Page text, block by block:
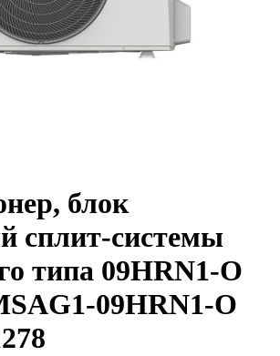
блок
сплит-системы
типа 09HRN1-O
09HRN1-O